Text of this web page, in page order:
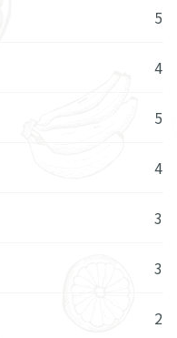
5
4
5
4
3
3
2